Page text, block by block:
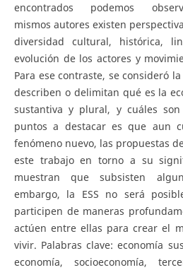
encontrados podemos
mismos autores existen
diversidad cultural, histórica,
evolución de los actores y
Para ese contraste, se consideró
describen o delimitan qué es la
sustantiva y plural, y cuáles
puntos a destacar es que aun
fenómeno nuevo, las propuestas
este trabajo en torno a su
muestran que subsisten
embargo, la ESS no será
participen de maneras
actúen entre ellas para crear el
vivir. Palabras clave: economía
economía, socioeconomía,